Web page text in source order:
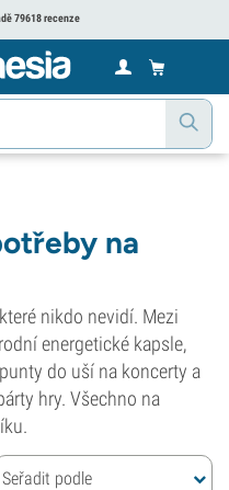
79618 recenze
na
nikdo nevidí. Mezi
energetické kapsle,
do uší na koncerty a
hry. Všechno na
Seřadit podle